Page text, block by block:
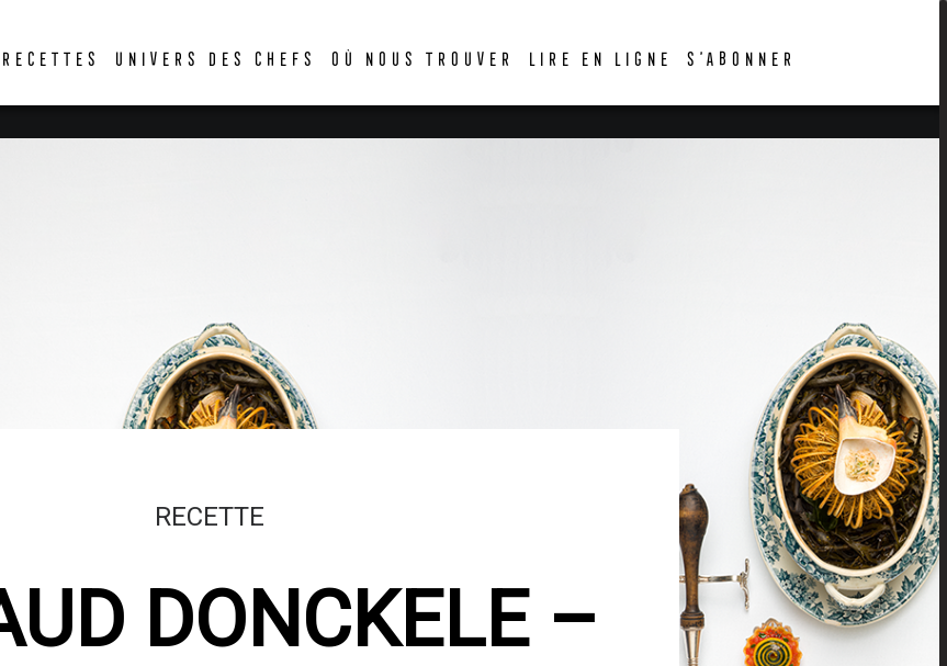
RECETTES UNIVERS DES CHEFS OÙ NOUS TROUVER LIRE EN LIGNE S’ABONNER
RECETTE
DONCKELE –